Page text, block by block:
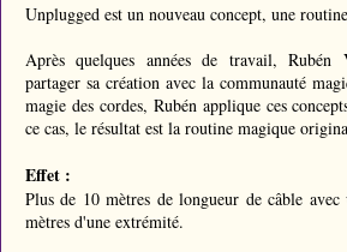
Unplugged est un nouveau concept, une
Après quelques années de travail,
partager sa création avec la communauté
magie des cordes, Rubén applique ces
ce cas, le résultat est la routine magique
Effet :
Plus de 10 mètres de longueur de câble
mètres d'une extrémité.